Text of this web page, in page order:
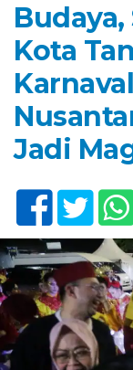
Kota
Jadi